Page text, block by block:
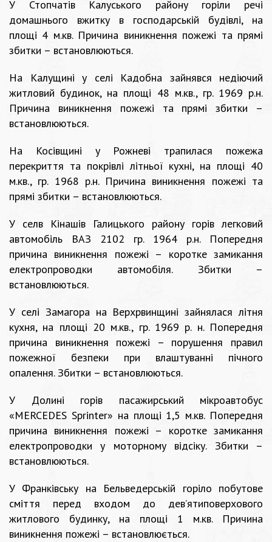
У Стопчатів Калуського району горіли речі
домашнього вжитку в господарській будівлі, на
площі 4 м.кв. Причина виникнення пожежі та прямі
збитки – встановлюються.
На Калущині у селі Кадобна зайнявся недіючий
житловий будинок, на площі 48 м.кв., гр. 1969 р.н.
Причина виникнення пожежі та прямі збитки –
встановлюються.
На Косівщині у Рожневі трапилася пожежа
перекриття та покрівлі літньої кухні, на площі 40
м.кв., гр. 1968 р.н. Причина виникнення пожежі та
прямі збитки – встановлюються.
У селв Кінашів Галицького району горів легковий
автомобіль ВАЗ 2102 гр. 1964 р.н. Попередня
причина виникнення пожежі – коротке замикання
електропроводки автомобіля. Збитки –
встановлюються.
У селі Замагора на Верхрвинщині зайнялася літня
кухня, на площі 20 м.кв., гр. 1969 р. н. Попередня
причина виникнення пожежі – порушення правил
пожежної безпеки при влаштуванні пічного
опалення. Збитки – встановлюються.
У Долині горів пасажирський мікроавтобус
«MERCEDES Sprinter» на площі 1,5 м.кв. Попередня
причина виникнення пожежі – коротке замикання
електропроводки у моторному відсіку. Збитки –
встановлюються.
У Франківську на Бельведерській горіло побутове
сміття перед входом до дев’ятиповерхового
житлового будинку, на площі 1 м.кв. Причина
виникнення пожежі – встановлюється.